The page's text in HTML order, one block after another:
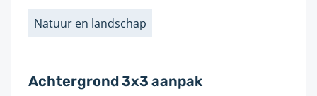
Labels
Natuur en landschap
Achtergrond 3x3 aanpak